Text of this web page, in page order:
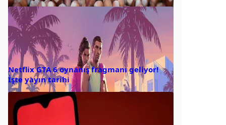
Netflix GTA 6 oynanış fragmanı geliyor!
İşte yayın tarihi